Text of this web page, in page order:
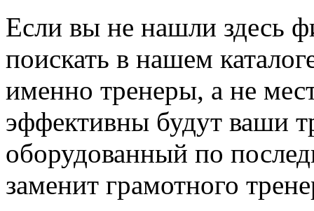
Если вы не нашли здесь
поискать в нашем
именно тренеры, а не
эффективны будут ваши
оборудованный по
заменит грамотного